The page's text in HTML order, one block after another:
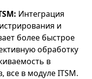
Интеграция
и
более быстрое
обработку
в
все в модуле ITSM.